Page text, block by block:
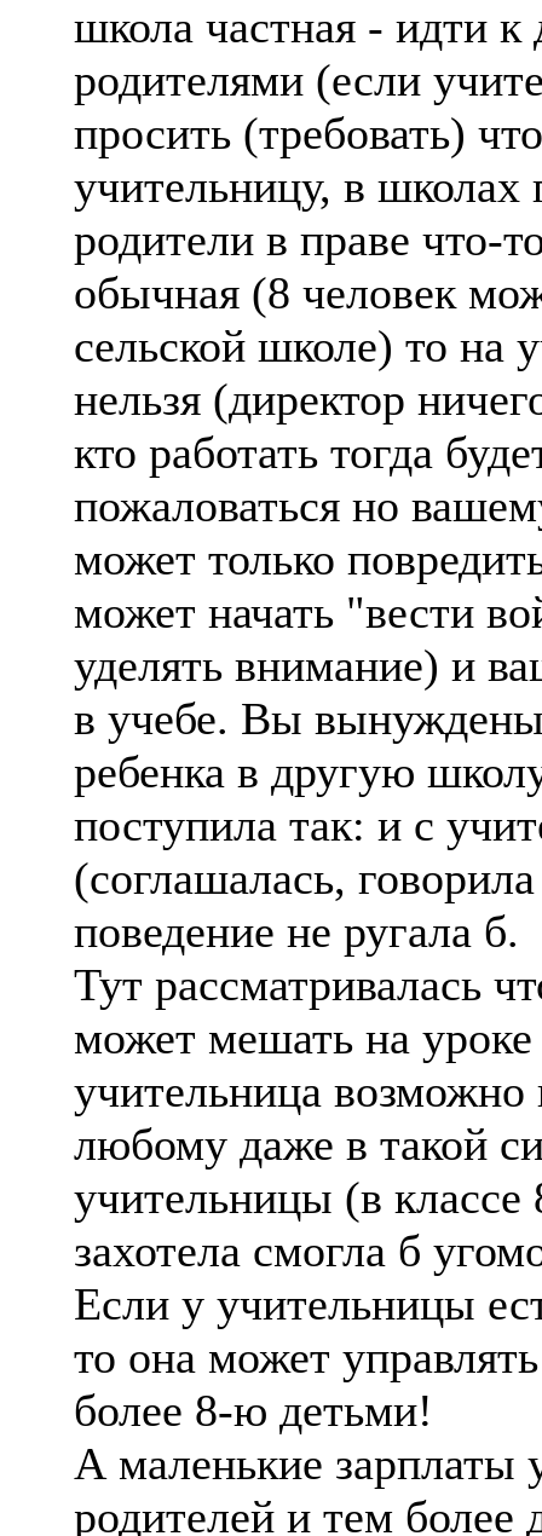
школа частная - идти к
родителями (если
просить (требовать)
учительницу, в школах
родители в праве что-
обычная (8 человек
сельской школе) то на
нельзя (директор
кто работать тогда
пожаловаться но
может только
может начать "вести
уделять внимание) и
в учебе. Вы вынуждены
ребенка в другую
поступила так: и с
(соглашалась,
поведение не ругала б.
Тут рассматривалась
может мешать на
учительница возможно
любому даже в такой
учительницы (в
захотела смогла б
Если у учительницы
то она может
более 8-ю детьми!
А маленькие зарплаты
родителей и тем более